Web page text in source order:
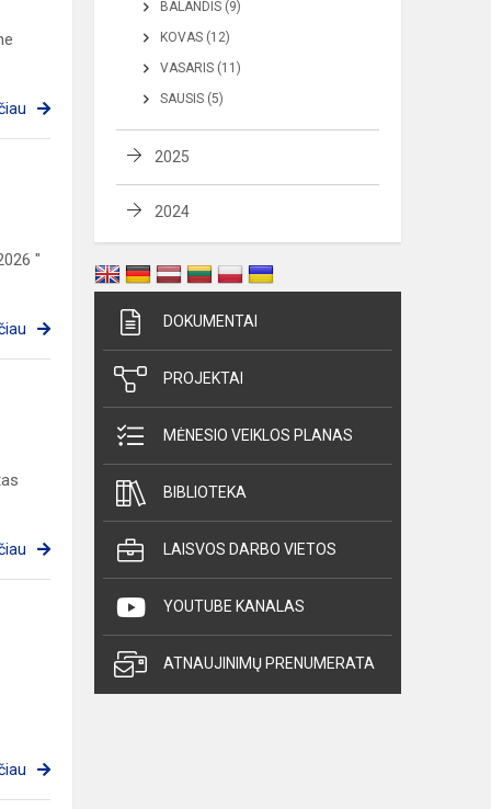
"
BALANDIS (9)
KOVAS (12)
VASARIS (11)
SAUSIS (5)
2025
2024
DOKUMENTAI
PROJEKTAI
MĖNESIO VEIKLOS PLANAS
BIBLIOTEKA
LAISVOS DARBO VIETOS
YOUTUBE KANALAS
ATNAUJINIMŲ PRENUMERATA